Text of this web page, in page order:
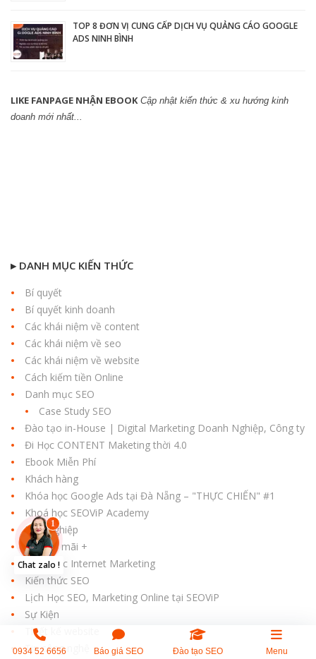
TOP 8 ĐƠN VỊ CUNG CẤP DỊCH VỤ QUẢNG CÁO GOOGLE
ADS NINH BÌNH
LIKE FANPAGE NHẬN EBOOK Cập nhật kiến thức & xu hướng kinh
doanh mới nhất...
▸ DANH MỤC KIẾN THỨC
Bí quyết
Bí quyết kinh doanh
Các khái niệm về content
Các khái niệm về seo
Các khái niệm về website
Cách kiếm tiền Online
Danh mục SEO
Case Study SEO
Đào tạo in-House | Digital Marketing Doanh Nghiệp, Công ty
Đi Học CONTENT Maketing thời 4.0
Ebook Miễn Phí
Khách hàng
Khóa học Google Ads tại Đà Nẵng – "THỰC CHIẾN" #1
Khoá học SEOViP Academy
Khởi nghiệp
Khuyến mãi +
Kiến thức Internet Marketing
Kiến thức SEO
Lịch Học SEO, Marketing Online tại SEOViP
Sự Kiện
Thiết kế website
Tin công nghệ
Chat zalo !
0934 52 6656 Báo giá SEO Đào tạo SEO Menu